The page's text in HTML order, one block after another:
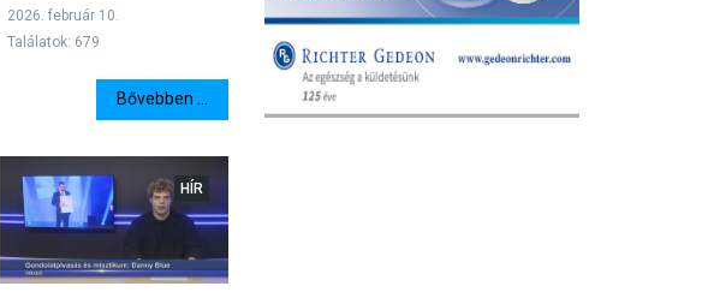
2026. február 10.
Találatok: 679
Bővebben ...
HÍR